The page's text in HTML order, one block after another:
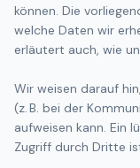
können. Die
welche Daten wir
erläutert auch, wie
Wir weisen darauf
(z. B. bei der
aufweisen kann. Ein
Zugriff durch Dritte